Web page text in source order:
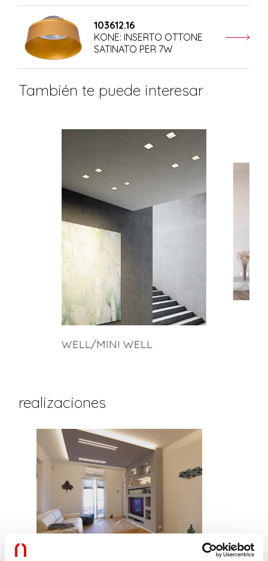
103612.16
KONE: INSERTO OTTONE
SATINATO PER 7W
También te puede interesar
WELL/MINI WELL
realizaciones